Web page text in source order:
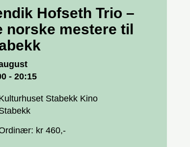
Hofseth Trio –
norske mestere til
august
- 20:15
Kulturhuset Stabekk Kino
Ordinær: kr 460,-